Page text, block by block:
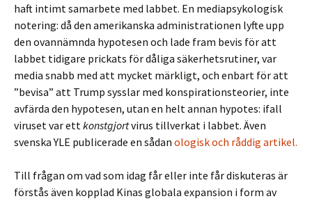
haft intimt samarbete med labbet. En mediapsykologisk
notering: då den amerikanska administrationen lyfte upp
den ovannämnda hypotesen och lade fram bevis för att
labbet tidigare prickats för dåliga säkerhetsrutiner, var
media snabb med att mycket märkligt, och enbart för att
”bevisa” att Trump sysslar med konspirationsteorier, inte
avfärda den hypotesen, utan en helt annan hypotes: ifall
viruset var ettkonstgjortvirus tillverkat i labbet. Även
svenska YLE publicerade en sådan ologisk och råddig artikel.
Till frågan om vad som idag får eller inte får diskuteras är
förstås även kopplad Kinas globala expansion i form av